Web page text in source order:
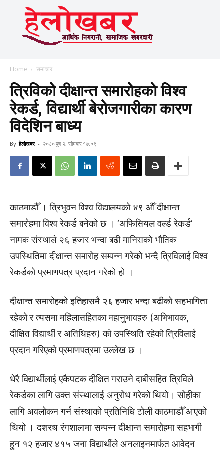
Home समाचार
त्रिविको दीक्षान्त समारोहकाे विश्व
रेकर्ड, विद्यार्थी बेरोजगारीका कारण
विदेशिन बाध्य
By हेलाेखबर - २०८० पुष २, सोमबार १७:०९
काठमाडौँ । त्रिभुवन विश्व विद्यालयको ४९ औँ दीक्षान्त
समारोहमा विश्व रेकर्ड बनेको छ । ‘अफिसियल वर्ल्ड रेकर्ड’
नामक संस्थाले २६ हजार भन्दा बढी मानिसको भौतिक
उपस्थितिमा दीक्षान्त समारोह सम्पन्न गरेको भन्दै त्रिविलाई विश्व
रेकर्डको प्रमाणपत्र प्रदान गरेको हो ।
दीक्षान्त समारोहको इतिहासमै २६ हजार भन्दा बढीको सहभागिता
रहेको र त्यसमा महिलासहितका महानुभावहरु (अभिभावक,
दीक्षित विद्यार्थी र अतिथिहरु) को उपस्थिति रहेको त्रिविलाई
प्रदान गरिएको प्रमाणपत्रमा उल्लेख छ ।
धेरै विद्यार्थीलाई एकैपटक दीक्षित गराउने दाबीसहित त्रिविले
रेकर्डका लागि उक्त संस्थालाई अनुरोध गरेको थियो। सोहीका
लागि अवलोकन गर्न संस्थाको प्रतिनिधि टोली काठमाडौँ आएको
थियो । दशरथ रंगशालामा सम्पन्न दीक्षान्त समारोहमा सहभागी
हुन १२ हजार ४१५ जना विद्यार्थीले अनलाइनमार्फत आवेदन